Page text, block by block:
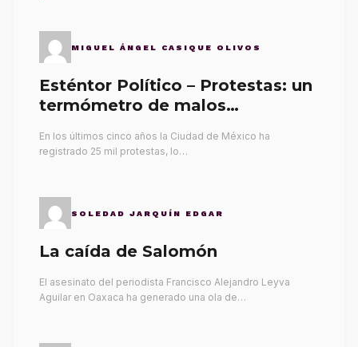
MIGUEL ÁNGEL CASIQUE OLIVOS
Esténtor Político – Protestas: un
termómetro de malos
En los últimos cinco años la Ciudad de México ha
registrado 25 mil protestas, lo…
SOLEDAD JARQUÍN EDGAR
La caída de Salomón
El asesinato del periodista Francisco Alejandro Leyva
Aguilar en Oaxaca ha generado una ola de…